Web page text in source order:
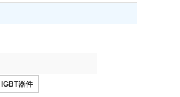
IGBT器件